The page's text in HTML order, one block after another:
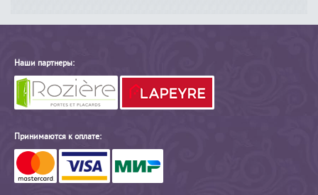
Наши партнеры:
Принимаются к оплате: